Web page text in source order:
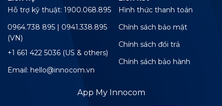
Hỗ trợ kỹ thuật: 1900.068.895
0964.738 895 | 0941.338.895
(VN)
+1 661 422 5036 (US & others)
Email: hello@innocom.vn
Hình thức thanh toán
Chính sách bảo mật
Chính sách đổi trả
Chính sách bảo hành
App My Innocom